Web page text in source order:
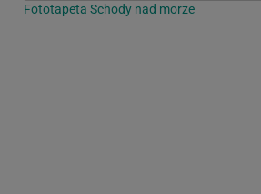
Fototapeta Schody nad morze